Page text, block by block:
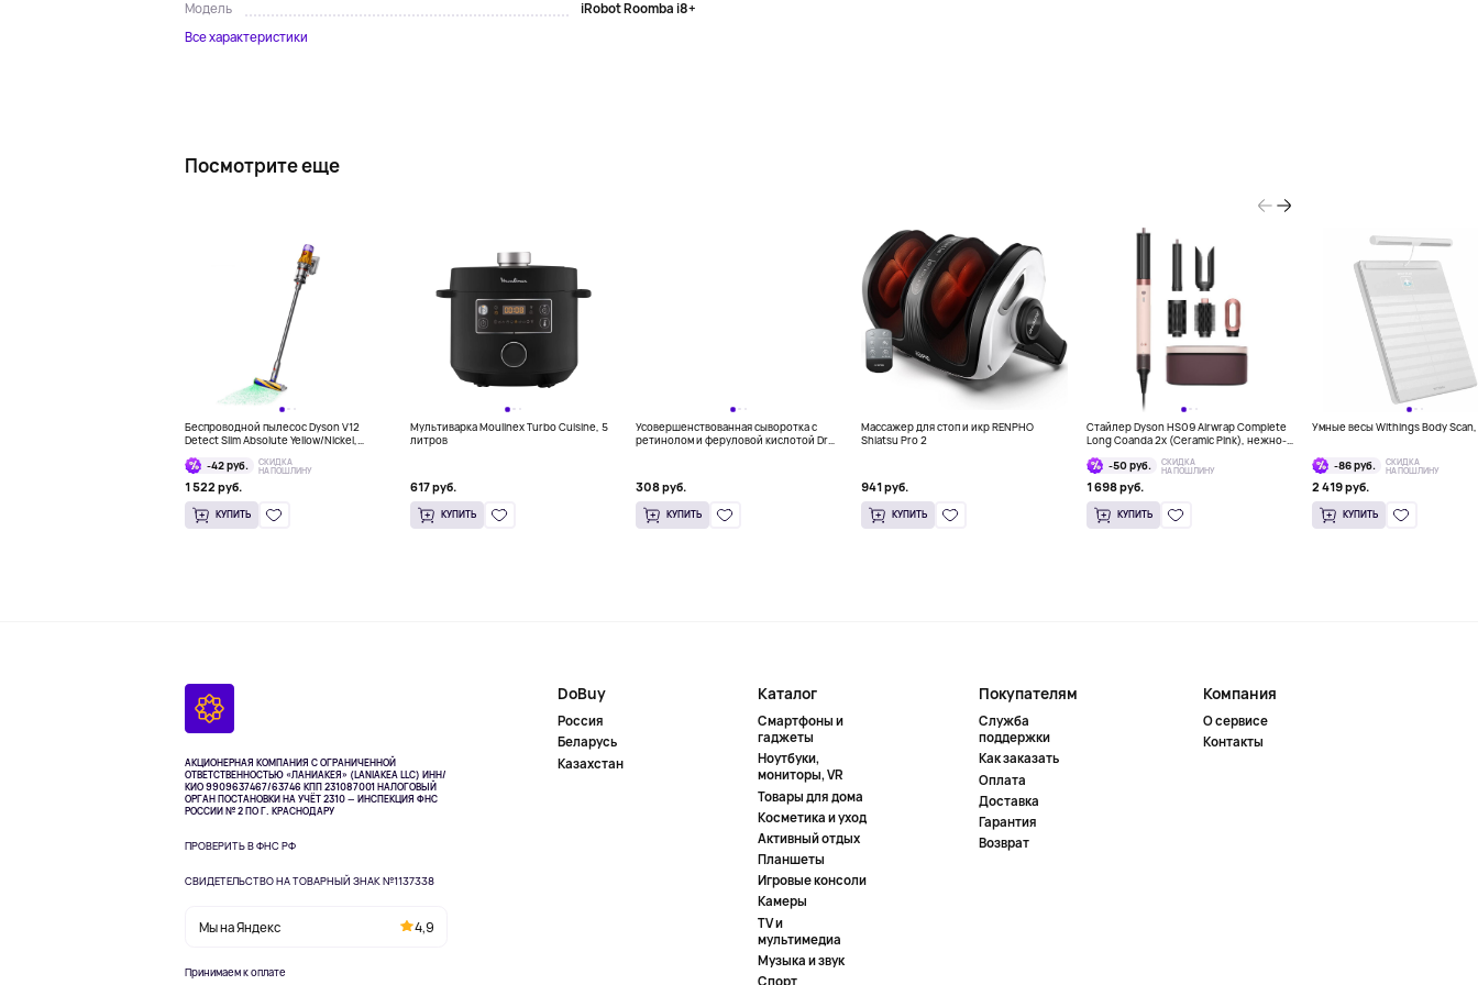
Модель
iRobot Roomba i8+
Все характеристики
Посмотрите еще
Беспроводной пылесос Dyson V12
Detect Slim Absolute Yellow/Nickel,
-42 руб.
СКИДКА
НА ПОШЛИНУ
1 522 руб.
КУПИТЬ
Мультиварка Moulinex Turbo Cuisine, 5
литров
617 руб.
КУПИТЬ
Усовершенствованная сыворотка с
ретинолом и феруловой кислотой Dr
308 руб.
КУПИТЬ
Массажер для стоп и икр RENPHO
Shiatsu Pro 2
941 руб.
КУПИТЬ
Стайлер Dyson HS09 Airwrap Complete
Long Coanda 2x (Ceramic Pink), нежно-
-50 руб.
СКИДКА
НА ПОШЛИНУ
1 698 руб.
КУПИТЬ
Умные весы Withings Body
-86 руб.
СКИДКА
НА ПОШЛИНУ
2 419 руб.
КУПИТЬ
АКЦИОНЕРНАЯ КОМПАНИЯ С ОГРАНИЧЕННОЙ
ОТВЕТСТВЕННОСТЬЮ «ЛАНИАКЕЯ» (LANIAKEA LLC) ИНН/
КИО 9909637467/63746 КПП 231087001НАЛОГОВЫЙ
ОРГАН ПОСТАНОВКИ НА УЧЁТ 2310 — ИНСПЕКЦИЯ ФНС
РОССИИ № 2 ПО Г. КРАСНОДАРУ
ПРОВЕРИТЬ В ФНС РФ
СВИДЕТЕЛЬСТВО НА ТОВАРНЫЙ ЗНАК №1137338
Мы на Яндекс 4,9
Принимаем к оплате
DoBuy
Россия
Беларусь
Казахстан
Каталог
Смартфоны и
гаджеты
Ноутбуки,
мониторы, VR
Товары для дома
Косметика и уход
Активный отдых
Планшеты
Игровые консоли
Камеры
TV и
мультимедиа
Музыка и звук
Спорт
Покупателям
Служба
поддержки
Как заказать
Оплата
Доставка
Гарантия
Возврат
Компания
О сервисе
Контакты